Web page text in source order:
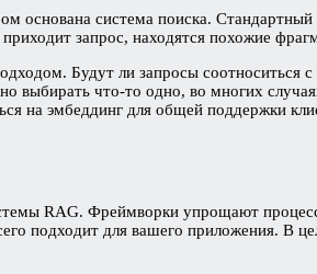
система поиска.
запрос, находятся похожие
Будут ли запросы
что-то одно, во многих
на эмбеддинг для общей поддержки
RAG. Фреймворки упрощают
подходит для вашего приложения. В